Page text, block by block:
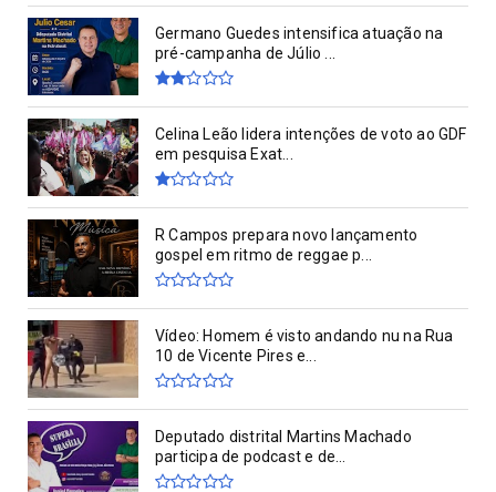
Germano Guedes intensifica atuação na
pré-campanha de Júlio ...
Celina Leão lidera intenções de voto ao GDF
em pesquisa Exat...
R Campos prepara novo lançamento
gospel em ritmo de reggae p...
Vídeo: Homem é visto andando nu na Rua
10 de Vicente Pires e...
Deputado distrital Martins Machado
participa de podcast e de...